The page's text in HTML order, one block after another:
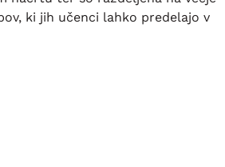
ki jih učenci lahko predelajo v